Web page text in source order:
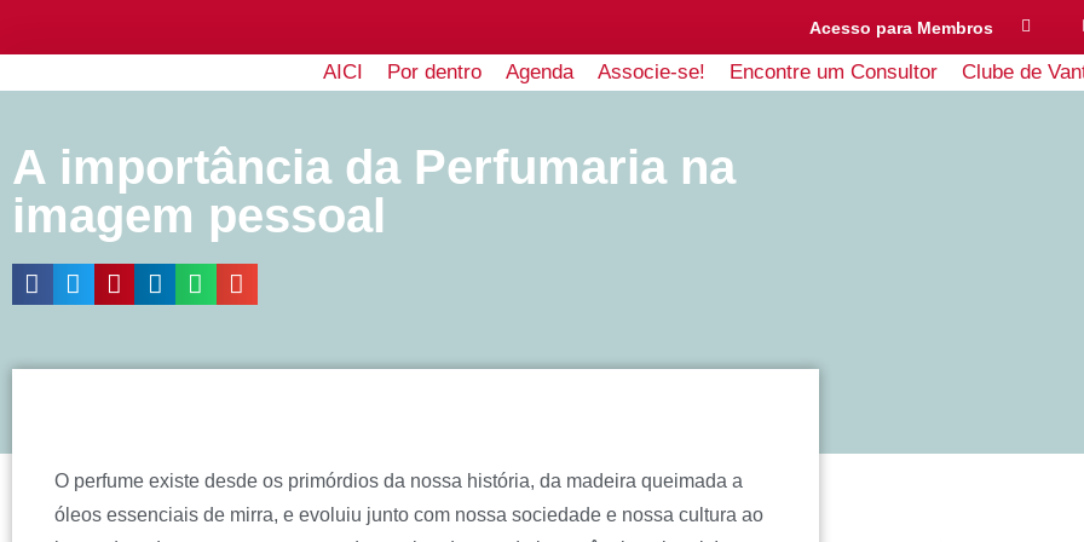
Acesso para Membros
AICI Por dentro Agenda Associe-se! Encontre um Consultor Clube de
A importância da Perfumaria na
imagem pessoal
O perfume existe desde os primórdios da nossa história, da madeira queimada a
óleos essenciais de mirra, e evoluiu junto com nossa sociedade e nossa cultura ao